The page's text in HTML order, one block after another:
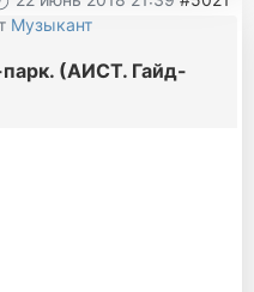
Музыкант
(АИСТ. Гайд-